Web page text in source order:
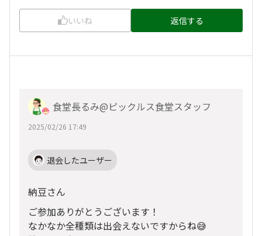
いいね 返信する
食堂長るみ@ピックルス食堂スタッフ
2025/02/26 17:49
退会したユーザー
納豆さん
ご参加ありがとうございます！
なかなか全種類は出会えないですからね😅